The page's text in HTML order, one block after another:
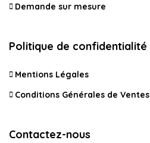
Demande sur mesure
Politique de confidentialité
Mentions Légales
Conditions Générales de Ventes
Contactez-nous